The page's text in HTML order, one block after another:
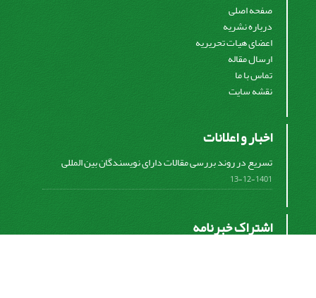
صفحه اصلی
درباره نشریه
اعضای هیات تحریریه
ارسال مقاله
تماس با ما
نقشه سایت
اخبار و اعلانات
تسریع در روند بررسی مقالات دارای نویسندگان بین المللی
1401-12-13
اشتراک خبرنامه